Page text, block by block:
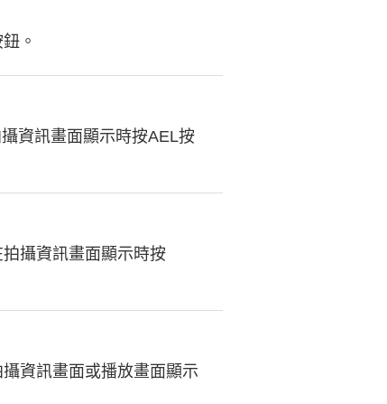
。
資訊畫面顯示時按AEL按
攝資訊畫面顯示時按
資訊畫面或播放畫面顯示